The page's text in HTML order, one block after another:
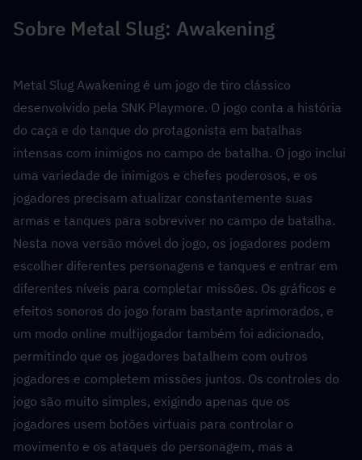
Sobre Metal Slug: Awakening
Metal Slug Awakening é um jogo de tiro clássico
desenvolvido pela SNK Playmore. O jogo conta a história
do caça e do tanque do protagonista em batalhas
intensas com inimigos no campo de batalha. O jogo inclui
uma variedade de inimigos e chefes poderosos, e os
jogadores precisam atualizar constantemente suas
armas e tanques para sobreviver no campo de batalha.
Nesta nova versão móvel do jogo, os jogadores podem
escolher diferentes personagens e tanques e entrar em
diferentes níveis para completar missões. Os gráficos e
efeitos sonoros do jogo foram bastante aprimorados, e
um modo online multijogador também foi adicionado,
permitindo que os jogadores batalhem com outros
jogadores e completem missões juntos. Os controles do
jogo são muito simples, exigindo apenas que os
jogadores usem botões virtuais para controlar o
movimento e os ataques do personagem, mas a